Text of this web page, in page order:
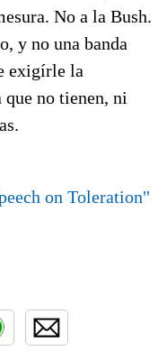
No a la Bush.
y no una banda
exigírle la
no tienen, ni
on Toleration"